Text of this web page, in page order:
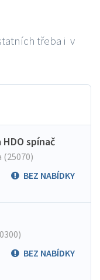
třeba i v
spínač
(25070)
BEZ NABÍDKY
BEZ NABÍDKY